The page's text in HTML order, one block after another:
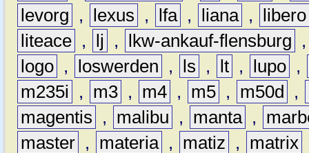
levorg
, lexus , lfa , liana ,
libero
liteace , lj , lkw-ankauf-flensburg
logo , loswerden , ls , lt , lupo ,
m235i
, m3 , m4 , m5 , m50d ,
magentis
, malibu , manta ,
master , materia , matiz , matrix